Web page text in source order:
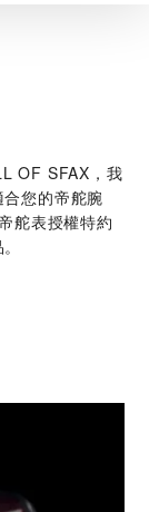
OF SFAX‬，我
您的帝舵腕
舵表授權特約